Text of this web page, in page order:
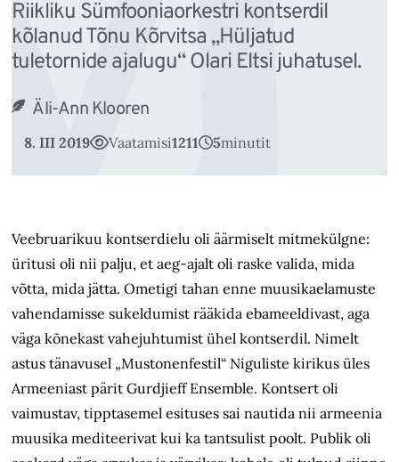
Riikliku Sümfooniaorkestri kontserdil
kõlanud Tõnu Kõrvitsa „Hüljatud
tuletornide ajalugu“ Olari Eltsi juhatusel.
Äli-Ann Klooren
8. III 2019 Vaatamisi1211 5minutit
Veebruarikuu kontserdielu oli äärmiselt mitmekülgne:
üritusi oli nii palju, et aeg-ajalt oli raske valida, mida
võtta, mida jätta. Ometigi tahan enne muusikaelamuste
vahendamisse sukeldumist rääkida ebameeldivast, aga
väga kõnekast vahejuhtumist ühel kontserdil. Nimelt
astus tänavusel „Mustonenfestil“ Niguliste kirikus üles
Armeeniast pärit Gurdjieff Ensemble. Kontsert oli
vaimustav, tipptasemel esituses sai nautida nii armeenia
muusika mediteerivat kui ka tantsulist poolt. Publik oli